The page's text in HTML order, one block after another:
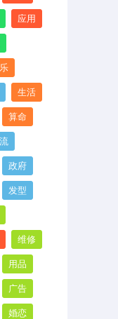
应用
生活
算命
政府
发型
维修
用品
广告
婚恋